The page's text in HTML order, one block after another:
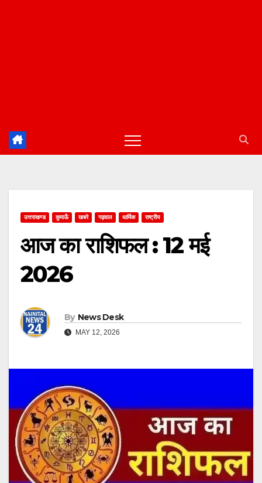
उत्तराखण्ड कुमाऊँ खबरे गढ़वाल धार्मिक राष्ट्रीय
आज का राशिफल : 12 मई
2026
By News Desk
MAY 12, 2026